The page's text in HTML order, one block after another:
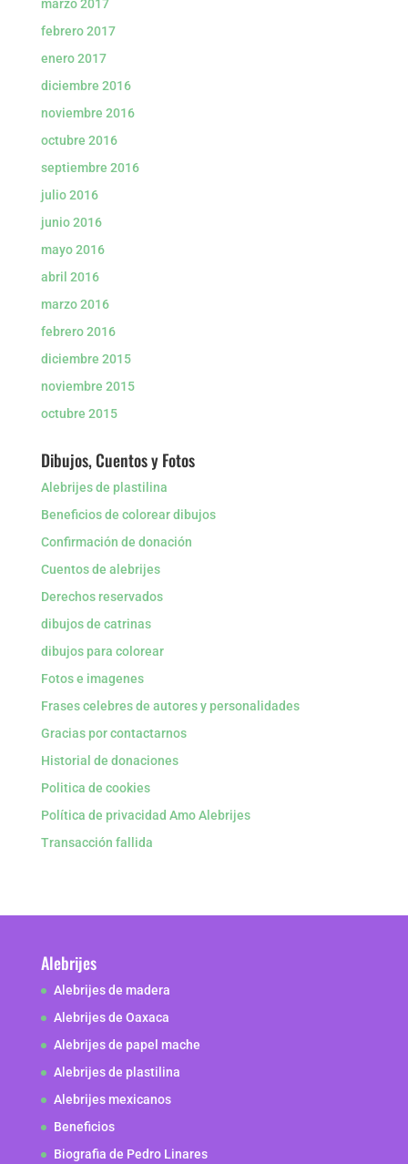
marzo 2017
febrero 2017
enero 2017
diciembre 2016
noviembre 2016
octubre 2016
septiembre 2016
julio 2016
junio 2016
mayo 2016
abril 2016
marzo 2016
febrero 2016
diciembre 2015
noviembre 2015
octubre 2015
Dibujos, Cuentos y Fotos
Alebrijes de plastilina
Beneficios de colorear dibujos
Confirmación de donación
Cuentos de alebrijes
Derechos reservados
dibujos de catrinas
dibujos para colorear
Fotos e imagenes
Frases celebres de autores y personalidades
Gracias por contactarnos
Historial de donaciones
Politica de cookies
Política de privacidad Amo Alebrijes
Transacción fallida
Alebrijes
Alebrijes de madera
Alebrijes de Oaxaca
Alebrijes de papel mache
Alebrijes de plastilina
Alebrijes mexicanos
Beneficios
Biografia de Pedro Linares